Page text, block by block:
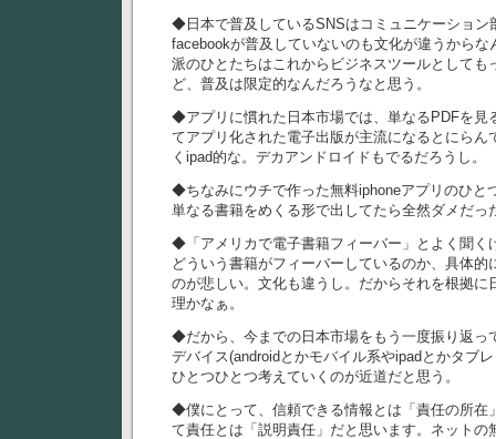
◆日本で普及しているSNSはコミュニケーション
facebookが普及していないのも文化が違うからな
派のひとたちはこれからビジネスツールとしても
ど、普及は限定的なんだろうなと思う。
◆アプリに慣れた日本市場では、単なるPDFを見
てアプリ化された電子出版が主流になるとにらん
くipad的な。デカアンドロイドもでるだろうし。
◆ちなみにウチで作った無料iphoneアプリのひと
単なる書籍をめくる形で出してたら全然ダメだっ
◆「アメリカで電子書籍フィーバー」とよく聞く
どういう書籍がフィーバーしているのか、具体的
のが悲しい。文化も違うし。だからそれを根拠に
理かなぁ。
◆だから、今までの日本市場をもう一度振り返っ
デバイス(androidとかモバイル系やipadとかタブ
ひとつひとつ考えていくのが近道だと思う。
◆僕にとって、信頼できる情報とは「責任の所在
て責任とは「説明責任」だと思います。ネットの